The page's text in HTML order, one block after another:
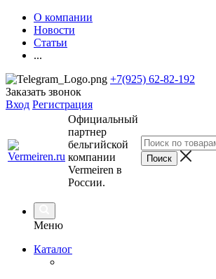
О компании
Новости
Статьи
...
+7(925) 62-82-192
Заказать звонок
Вход Регистрация
Официальный
партнер
бельгийской
компании
Vermeiren в
России.
Меню
Каталог